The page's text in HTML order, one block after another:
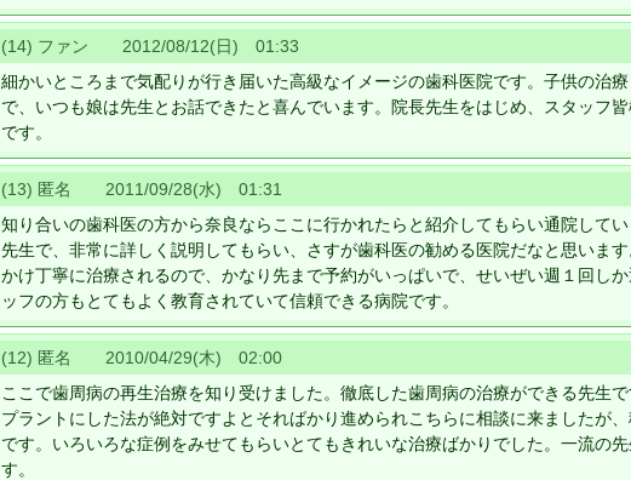
(14) ファン 2012/08/12(日) 01:33
細かいところまで気配りが行き届いた高級なイメージの歯科医院です。子供の治
で、いつも娘は先生とお話できたと喜んでいます。院長先生をはじめ、スタッフ
です。
(13) 匿名 2011/09/28(水) 01:31
知り合いの歯科医の方から奈良ならここに行かれたらと紹介してもらい通院して
先生で、非常に詳しく説明してもらい、さすが歯科医の勧める医院だなと思いま
かけ丁寧に治療されるので、かなり先まで予約がいっぱいで、せいぜい週１回し
ッフの方もとてもよく教育されていて信頼できる病院です。
(12) 匿名 2010/04/29(木) 02:00
ここで歯周病の再生治療を知り受けました。徹底した歯周病の治療ができる先生
プラントにした法が絶対ですよとそればかり進められこちらに相談に来ましたが
です。いろいろな症例をみせてもらいとてもきれいな治療ばかりでした。一流の
す。